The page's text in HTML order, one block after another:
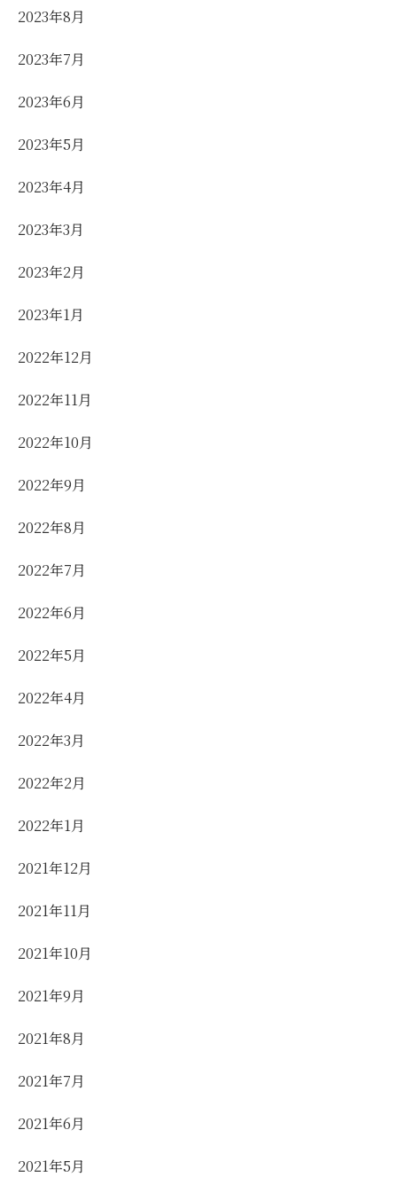
2023年8月
2023年7月
2023年6月
2023年5月
2023年4月
2023年3月
2023年2月
2023年1月
2022年12月
2022年11月
2022年10月
2022年9月
2022年8月
2022年7月
2022年6月
2022年5月
2022年4月
2022年3月
2022年2月
2022年1月
2021年12月
2021年11月
2021年10月
2021年9月
2021年8月
2021年7月
2021年6月
2021年5月